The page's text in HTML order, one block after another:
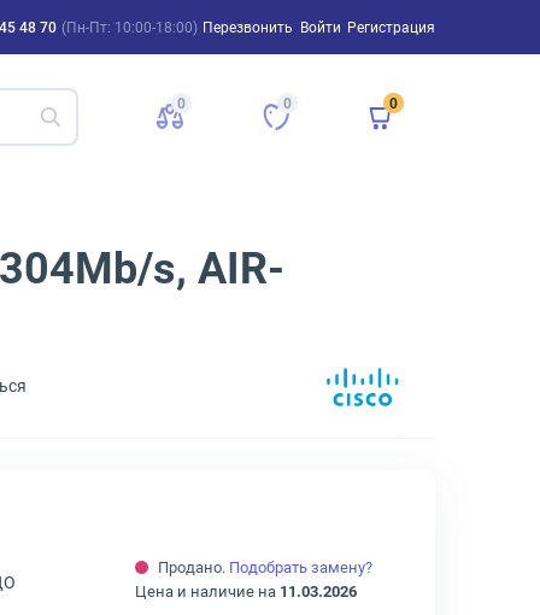
48 70 (Пн-Пт: 10:00-18:00) Перезвонить Войти Регистрация
0 0 0
s, AIR-
Продано. Подобрать замену?
Цена и наличие на 11.03.2026